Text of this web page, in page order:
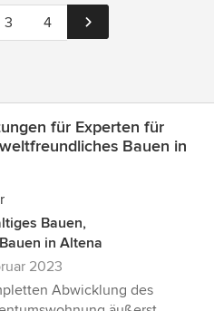
3 4
für Experten für
Bauen in
Bauen,
in Altena
2023
Abwicklung des